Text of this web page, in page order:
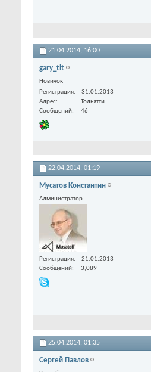
21.04.2014, 16:00
gary_tlt
Новичок
Регистрация
31.01.2013
Адрес
Тольятти
Сообщений
46
22.04.2014, 01:19
Мусатов Константин
Администратор
Регистрация
21.01.2013
Сообщений
3,089
25.04.2014, 01:35
Сергей Павлов